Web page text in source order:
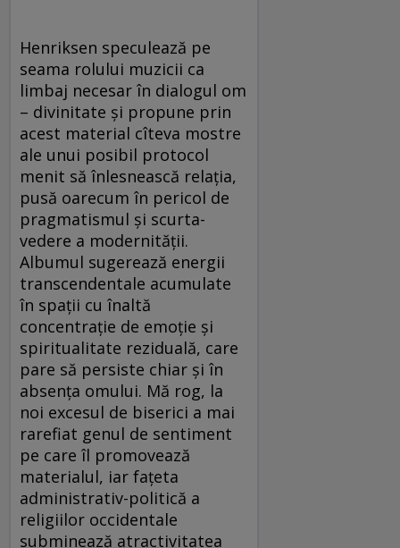
Henriksen speculează pe
seama rolului muzicii ca
limbaj necesar în dialogul om
– divinitate şi propune prin
acest material cîteva mostre
ale unui posibil protocol
menit să înlesnească relaţia,
pusă oarecum în pericol de
pragmatismul şi scurta-
vedere a modernităţii.
Albumul sugerează energii
transcendentale acumulate
în spaţii cu înaltă
concentraţie de emoţie şi
spiritualitate reziduală, care
pare să persiste chiar şi în
absenţa omului. Mă rog, la
noi excesul de biserici a mai
rarefiat genul de sentiment
pe care îl promovează
materialul, iar faţeta
administrativ-politică a
religiilor occidentale
subminează atractivitatea